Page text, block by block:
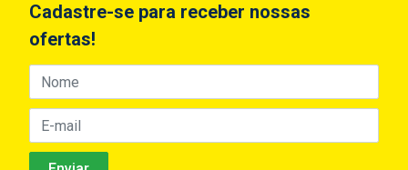
Cadastre-se para receber nossas
ofertas!